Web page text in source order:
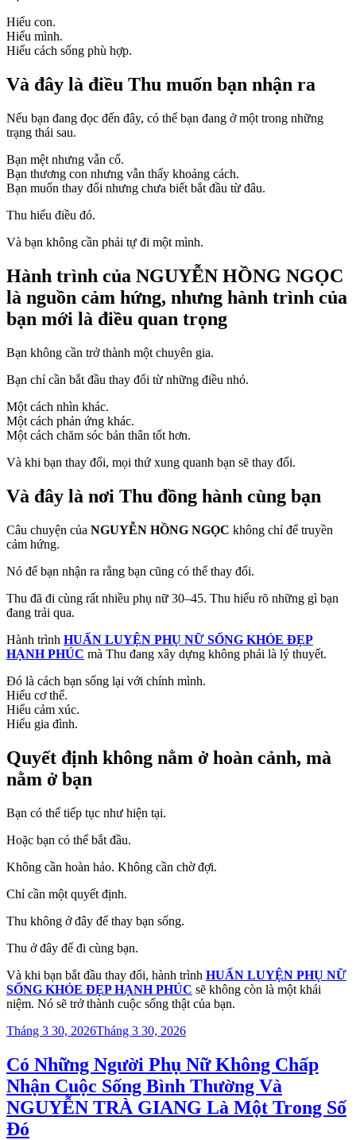
Hiểu con.
Hiểu mình.
Hiểu cách sống phù hợp.
Và đây là điều Thu muốn bạn nhận ra
Nếu bạn đang đọc đến đây, có thể bạn đang ở một trong những
trạng thái sau.
Bạn mệt nhưng vẫn cố.
Bạn thương con nhưng vẫn thấy khoảng cách.
Bạn muốn thay đổi nhưng chưa biết bắt đầu từ đâu.
Thu hiểu điều đó.
Và bạn không cần phải tự đi một mình.
Hành trình của NGUYỄN HỒNG NGỌC
là nguồn cảm hứng, nhưng hành trình của
bạn mới là điều quan trọng
Bạn không cần trở thành một chuyên gia.
Bạn chỉ cần bắt đầu thay đổi từ những điều nhỏ.
Một cách nhìn khác.
Một cách phản ứng khác.
Một cách chăm sóc bản thân tốt hơn.
Và khi bạn thay đổi, mọi thứ xung quanh bạn sẽ thay đổi.
Và đây là nơi Thu đồng hành cùng bạn
Câu chuyện của NGUYỄN HỒNG NGỌC không chỉ để truyền
cảm hứng.
Nó để bạn nhận ra rằng bạn cũng có thể thay đổi.
Thu đã đi cùng rất nhiều phụ nữ 30–45. Thu hiểu rõ những gì bạn
đang trải qua.
Hành trình HUẤN LUYỆN PHỤ NỮ SỐNG KHỎE ĐẸP
HẠNH PHÚC mà Thu đang xây dựng không phải là lý thuyết.
Đó là cách bạn sống lại với chính mình.
Hiểu cơ thể.
Hiểu cảm xúc.
Hiểu gia đình.
Quyết định không nằm ở hoàn cảnh, mà
nằm ở bạn
Bạn có thể tiếp tục như hiện tại.
Hoặc bạn có thể bắt đầu.
Không cần hoàn hảo. Không cần chờ đợi.
Chỉ cần một quyết định.
Thu không ở đây để thay bạn sống.
Thu ở đây để đi cùng bạn.
Và khi bạn bắt đầu thay đổi, hành trình HUẤN LUYỆN PHỤ NỮ
SỐNG KHỎE ĐẸP HẠNH PHÚC sẽ không còn là một khái
niệm. Nó sẽ trở thành cuộc sống thật của bạn.
Đăng
Tháng 3 30, 2026Tháng 3 30, 2026
Có Những Người Phụ Nữ Không Chấp
Nhận Cuộc Sống Bình Thường Và
NGUYỄN TRÀ GIANG Là Một Trong Số
Đó